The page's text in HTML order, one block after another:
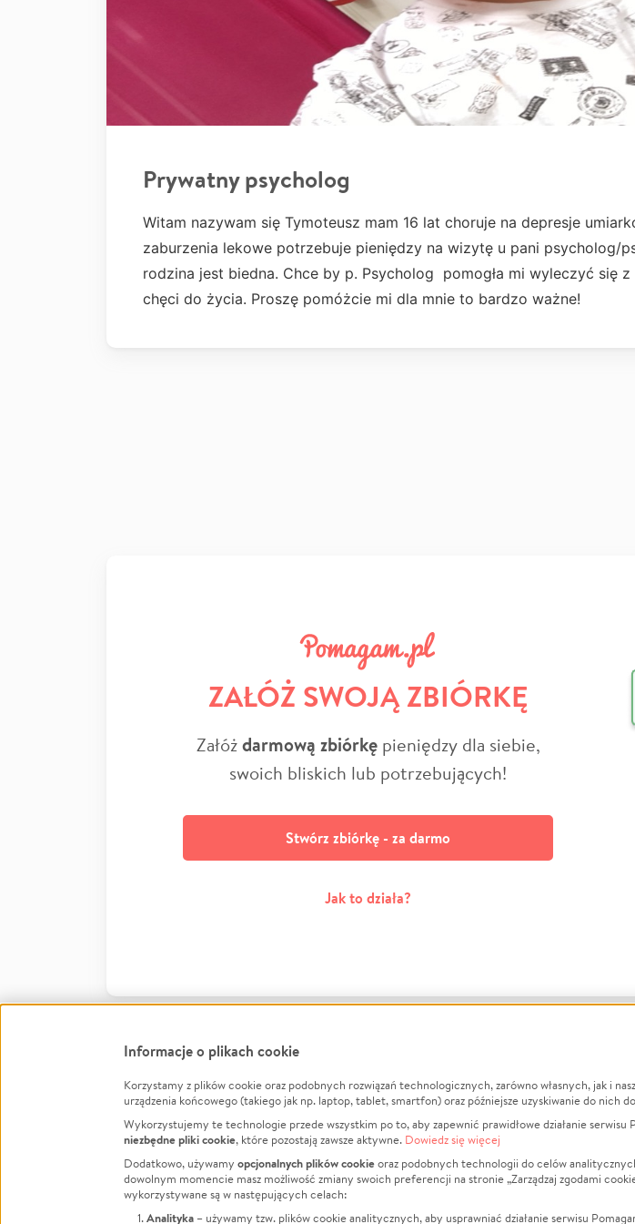
Prywatny psycholog
Witam nazywam się Tymoteusz mam 16 lat choruje na depresje
zaburzenia lekowe potrzebuje pieniędzy na wizytę u pani psycholog/
rodzina jest biedna. Chce by p. Psycholog pomogła mi wyleczyć się z
chęci do życia. Proszę pomóżcie mi dla mnie to bardzo ważne!
ZAŁÓŻ SWOJĄ ZBIÓRKĘ
Załóżdarmową zbiórkępieniędzy dla siebie,
swoich bliskich lub potrzebujących!
Stwórz zbiórkę - za darmo
Jak to działa?
FacebookTwitter Instagram
LinkedInTikTok Youtube
Informacje
Jak to działa?
Regulamin
Polityka Prywatności
O nas
Opinie
Raporty
Za darmo
Informacje o plikach cookie
Korzystamy z plików cookie oraz podobnych rozwiązań technologicznych, zarówno własnych, jak i
urządzenia końcowego (takiego jak np. laptop, tablet, smartfon) oraz późniejsze uzyskiwanie do nich
Wykorzystujemy te technologie przede wszystkim po to, aby zapewnić prawidłowe działanie
niezbędne pliki cookie, które pozostają zawsze aktywne. Dowiedz się więcej
Dodatkowo, używamy opcjonalnych plików cookieoraz podobnych technologii do celów
dowolnym momencie masz możliwość zmiany swoich preferencji na stronie „Zarządzaj zgodami
wykorzystywane są w następujących celach:
Analityka – używamy tzw. plików cookie analitycznych, aby usprawniać działanie serwisu